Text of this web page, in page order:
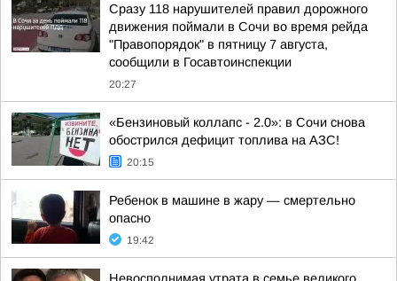
Сразу 118 нарушителей правил дорожного
движения поймали в Сочи во время рейда
"Правопорядок" в пятницу 7 августа,
сообщили в Госавтоинспекции
20:27
«Бензиновый коллапс - 2.0»: в Сочи снова
обострился дефицит топлива на АЗС!
20:15
Ребенок в машине в жару — смертельно
опасно
19:42